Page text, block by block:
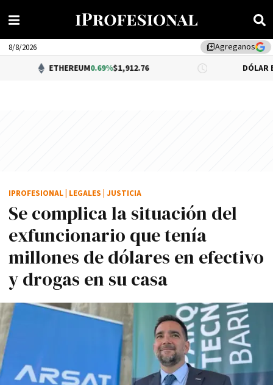
library_addAgreganos
8/8/2026
ETHEREUM0.69%$1,912.76 DÓLAR BNA
Se complica la situación del
exfuncionario que tenía
millones de dólares en efectivo
y drogas en su casa
IPROFESIONAL LEGALES JUSTICIA